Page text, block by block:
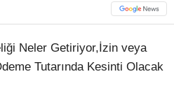
Neler Getiriyor,İzin veya
Tutarında Kesinti Olacak